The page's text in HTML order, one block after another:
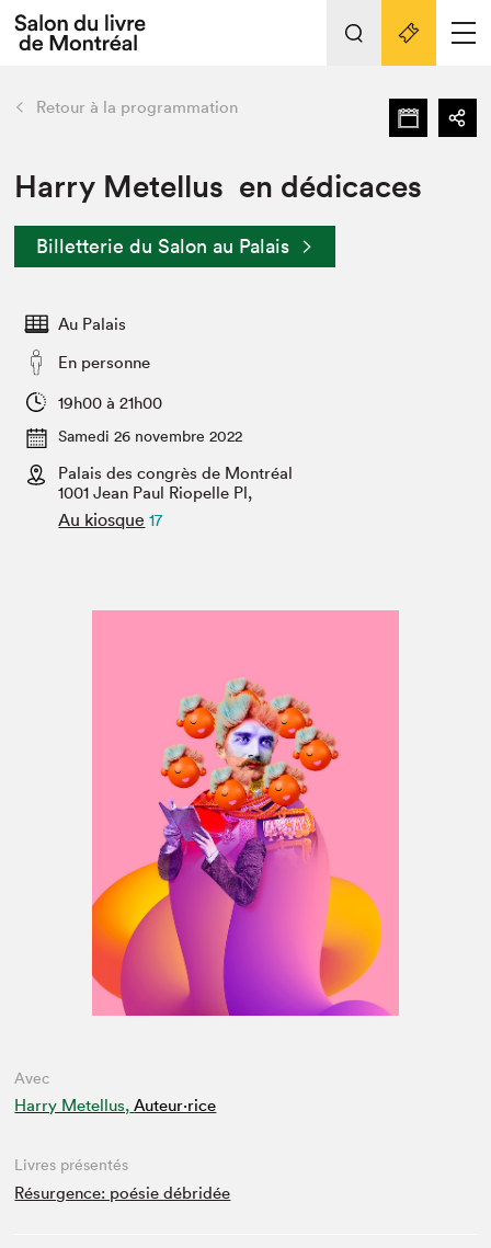
Espace exposant⋅e⋅s
Espace enseignant·e·s
Espace médias
L'événement
Préparer sa visite au Salon
Actualités
SLM PRO
retour Nos activités
Préparer sa visite
Salon dans la ville et en ligne
Projets partenaires
Liens pratiques
Retour à la programmation
Harry Metellus en dédicaces
Billetterie du Salon au Palais
Au Palais
En personne
19h00 à 21h00
Samedi 26 novembre 2022
Palais des congrès de Montréal
1001 Jean Paul Riopelle Pl,
Au kiosque 17
Avec
Harry Metellus, Auteur·rice
Livres présentés
Résurgence: poésie débridée